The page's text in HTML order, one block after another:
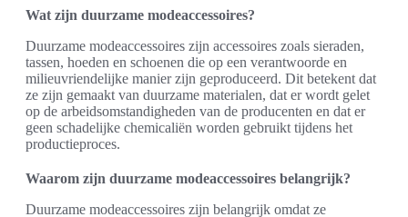
Wat zijn duurzame modeaccessoires?
Duurzame modeaccessoires zijn accessoires zoals sieraden,
tassen, hoeden en schoenen die op een verantwoorde en
milieuvriendelijke manier zijn geproduceerd. Dit betekent dat
ze zijn gemaakt van duurzame materialen, dat er wordt gelet
op de arbeidsomstandigheden van de producenten en dat er
geen schadelijke chemicaliën worden gebruikt tijdens het
productieproces.
Waarom zijn duurzame modeaccessoires belangrijk?
Duurzame modeaccessoires zijn belangrijk omdat ze